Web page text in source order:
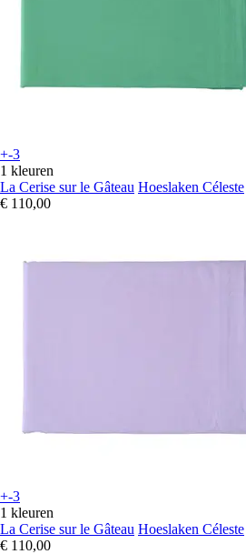
+-3
1 kleuren
La Cerise sur le Gâteau Hoeslaken Céleste
€ 110,00
+-3
1 kleuren
La Cerise sur le Gâteau Hoeslaken Céleste
€ 110,00